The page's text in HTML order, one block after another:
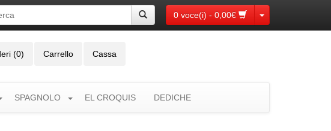
0 voce(i) - 0,00€ Toggle Dropdown
(0) Carrello Cassa
SPAGNOLO EL CROQUIS DEDICHE